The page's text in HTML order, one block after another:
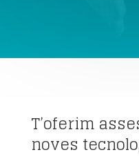
T’oferim
noves